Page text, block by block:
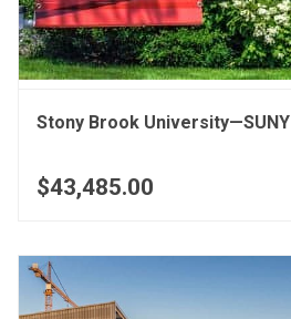
Stony Brook University—SUNY
$43,485.00